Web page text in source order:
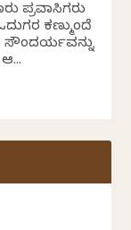
ಪ್ರವಾಸಿಗರು
ಕಣ್ಮುಂದೆ
ಸೌಂದರ್ಯವನ್ನು